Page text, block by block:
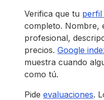
Verifica que tu perfil
completo. Nombre,
profesional,
precios. Google
muestra cuando
como tú.
Pide evaluaciones.